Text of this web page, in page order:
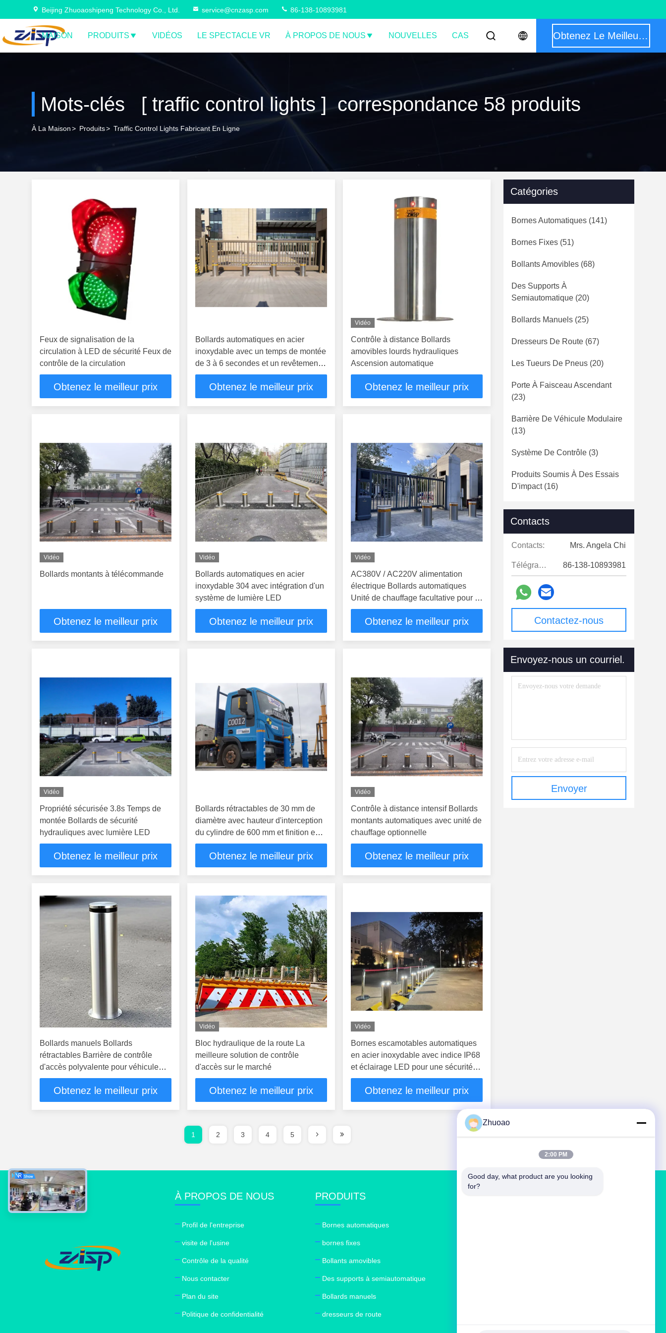
Beijing Zhuoaoshipeng Technology Co., Ltd. service@cnzasp.com 86-138-10893981
MAISON PRODUITS VIDÉOS LE SPECTACLE VR À PROPOS DE NOUS NOUVELLES CAS Obtenez Le Meilleur Prix
Mots-clés [ traffic control lights ] correspondance 58 produits
À La Maison> Produits> Traffic Control Lights Fabricant En Ligne
Feux de signalisation de la
circulation à LED de sécurité Feux de
contrôle de la circulation
Obtenez le meilleur prix
Bollards automatiques en acier
inoxydable avec un temps de montée
de 3 à 6 secondes et un revêtement
en poudre galvanisée à chaud pour
la sécurité routière
Obtenez le meilleur prix
Vidéo
Contrôle à distance Bollards
amovibles lourds hydrauliques
Ascension automatique
Obtenez le meilleur prix
Vidéo
Bollards montants à télécommande
Obtenez le meilleur prix
Vidéo
Bollards automatiques en acier
inoxydable 304 avec intégration d'un
système de lumière LED
Obtenez le meilleur prix
Vidéo
AC380V / AC220V alimentation
électrique Bollards automatiques
Unité de chauffage facultative pour la
télécommande haute performance
Obtenez le meilleur prix
Vidéo
Propriété sécurisée 3.8s Temps de
montée Bollards de sécurité
hydrauliques avec lumière LED
Obtenez le meilleur prix
Bollards rétractables de 30 mm de
diamètre avec hauteur d'interception
du cylindre de 600 mm et finition en
poudre pour le contrôle de la
circulation
Obtenez le meilleur prix
Vidéo
Contrôle à distance intensif Bollards
montants automatiques avec unité de
chauffage optionnelle
Obtenez le meilleur prix
Bollards manuels Bollards
rétractables Barrière de contrôle
d'accès polyvalente pour véhicule
Adapté à plusieurs applications de
sécurité
Obtenez le meilleur prix
Vidéo
Bloc hydraulique de la route La
meilleure solution de contrôle
d'accès sur le marché
Obtenez le meilleur prix
Vidéo
Bornes escamotables automatiques
en acier inoxydable avec indice IP68
et éclairage LED pour une sécurité
renforcée
Obtenez le meilleur prix
Catégories
Bornes Automatiques (141)
Bornes Fixes (51)
Bollants Amovibles (68)
Des Supports À
Semiautomatique (20)
Bollards Manuels (25)
Dresseurs De Route (67)
Les Tueurs De Pneus (20)
Porte À Faisceau Ascendant
(23)
Barrière De Véhicule Modulaire
(13)
Système De Contrôle (3)
Produits Soumis À Des Essais
D'impact(16)
Lumières De Feux De
Signalisation
Autres(42)
Contacts
Contacts: Mrs. Angela Chi
Télégramme: 86-138-10893981
Contactez-nous
Envoyez-nous un courriel.
Envoyer
1 2 3 4 5
À PROPOS DE NOUS
Profil de l'entreprise
visite de l'usine
Contrôle de la qualité
Nous contacter
Plan du site
Politique de confidentialité
PRODUITS
Bornes automatiques
bornes fixes
Bollants amovibles
Des supports à semiautomatique
Bollards manuels
dresseurs de route
Zhuoao
2:00 PM
Good day, what product are you looking
for?